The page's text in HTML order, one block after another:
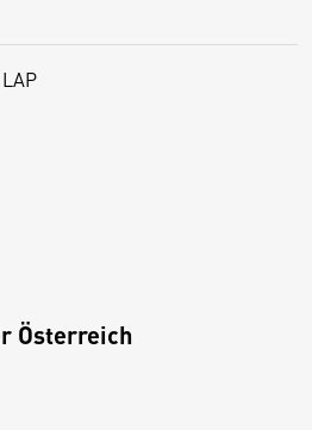
Österreich